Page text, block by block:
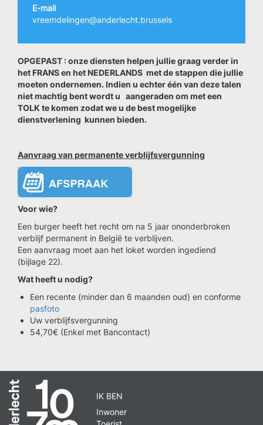
E-mail
vreemdelingen@anderlecht.brussels
OPGEPAST : onze diensten helpen jullie graag verder in
het FRANS en het NEDERLANDS met de stappen die jullie
moeten ondernemen. Indien u echter één van deze talen
niet machtig bent wordt u aangeraden om met een
TOLK te komen zodat we u de best mogelijke
dienstverlening kunnen bieden.
Aanvraag van permanente verblijfsvergunning
Voor wie?
Een burger heeft het recht om na 5 jaar ononderbroken
verblijf permanent in België te verblijven.
Een aanvraag moet aan het loket worden ingediend
(bijlage 22).
Wat heeft u nodig?
Een recente (minder dan 6 maanden oud) en conforme
pasfoto
Uw verblijfsvergunning
54,70€ (Enkel met Bancontact)
IK BEN
Inwoner